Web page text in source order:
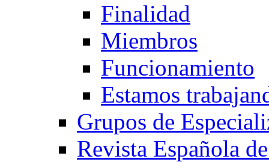
Finalidad
Miembros
Funcionamiento
Estamos
Grupos de
Revista Española